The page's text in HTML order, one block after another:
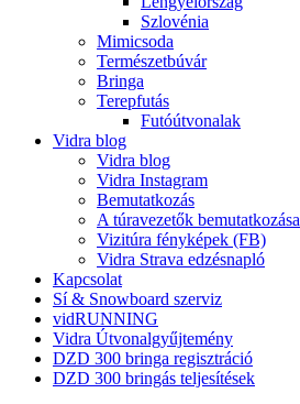
Szlovénia
Mimicsoda
Természetbúvár
Bringa
Terepfutás
Futóútvonalak
Vidra blog
Vidra blog
Vidra Instagram
Bemutatkozás
A túravezetők bemutatkozása
Vizitúra fényképek (FB)
Vidra Strava edzésnapló
Kapcsolat
Sí & Snowboard szerviz
vidRUNNING
Vidra Útvonalgyűjtemény
DZD 300 bringa regisztráció
DZD 300 bringás teljesítések